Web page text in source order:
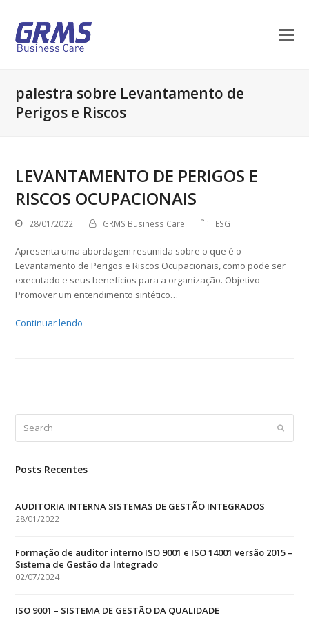
palestra sobre Levantamento de
Perigos e Riscos
LEVANTAMENTO DE PERIGOS E
RISCOS OCUPACIONAIS
28/01/2022 GRMS Business Care ESG
Apresenta uma abordagem resumida sobre o que é o
Levantamento de Perigos e Riscos Ocupacionais, como pode ser
executado e seus benefícios para a organização. Objetivo
Promover um entendimento sintético…
Continuar lendo
Submit
Posts Recentes
AUDITORIA INTERNA SISTEMAS DE GESTÃO INTEGRADOS
28/01/2022
Formação de auditor interno ISO 9001 e ISO 14001 versão 2015 –
Sistema de Gestão da Integrado
02/07/2024
ISO 9001 – SISTEMA DE GESTÃO DA QUALIDADE